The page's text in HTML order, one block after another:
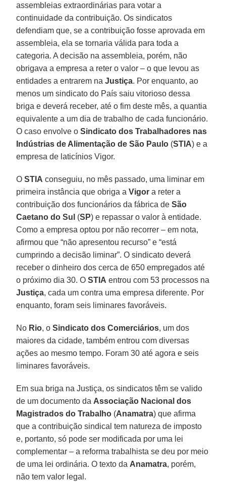
assembleias extraordinárias para votar a
continuidade da contribuição. Os sindicatos
defendiam que, se a contribuição fosse aprovada em
assembleia, ela se tornaria válida para toda a
categoria. A decisão na assembleia, porém, não
obrigava a empresa a reter o valor – o que levou as
entidades a entrarem naJustiça. Por enquanto, ao
menos um sindicato do País saiu vitorioso dessa
briga e deverá receber, até o fim deste mês, a quantia
equivalente a um dia de trabalho de cada funcionário.
O caso envolve oSindicato dos Trabalhadores nas
Indústrias de Alimentação de São Paulo (STIA) e a
empresa de laticínios Vigor.
OSTIA conseguiu, no mês passado, uma liminar em
primeira instância que obriga aVigor a reter a
contribuição dos funcionários da fábrica deSão
Caetano do Sul (SP) e repassar o valor à entidade.
Como a empresa optou por não recorrer – em nota,
afirmou que “não apresentou recurso” e “está
cumprindo a decisão liminar”. O sindicato deverá
receber o dinheiro dos cerca de 650 empregados até
o próximo dia 30. OSTIA entrou com 53 processos na
Justiça, cada um contra uma empresa diferente. Por
enquanto, foram seis liminares favoráveis.
No Rio, oSindicato dos Comerciários, um dos
maiores da cidade, também entrou com diversas
ações ao mesmo tempo. Foram 30 até agora e seis
liminares favoráveis.
Em sua briga na Justiça, os sindicatos têm se valido
de um documento da Associação Nacional dos
Magistrados do Trabalho (Anamatra) que afirma
que a contribuição sindical tem natureza de imposto
e, portanto, só pode ser modificada por uma lei
complementar – a reforma trabalhista se deu por meio
de uma lei ordinária. O texto da Anamatra, porém,
não tem valor legal.